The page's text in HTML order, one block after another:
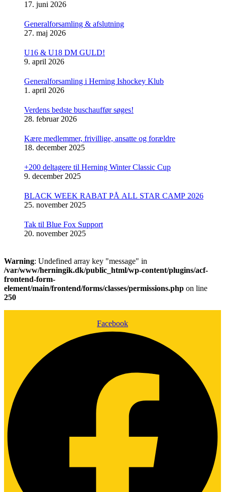
17. juni 2026
Generalforsamling & afslutning
27. maj 2026
U16 & U18 DM GULD!
9. april 2026
Generalforsamling i Herning Ishockey Klub
1. april 2026
Verdens bedste buschauffør søges!
28. februar 2026
Kære medlemmer, frivillige, ansatte og forældre
18. december 2025
+200 deltagere til Herning Winter Classic Cup
9. december 2025
BLACK WEEK RABAT PÅ ALL STAR CAMP 2026
25. november 2025
Tak til Blue Fox Support
20. november 2025
Warning: Undefined array key "message" in
/var/www/herningik.dk/public_html/wp-content/plugins/acf-
frontend-form-
element/main/frontend/forms/classes/permissions.php on line
250
Facebook